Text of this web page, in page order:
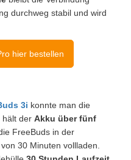
durchweg stabil und wird
hier bestellen
3i konnte man die
hält der Akku über fünf
FreeBuds in der
30 Minuten vollladen.